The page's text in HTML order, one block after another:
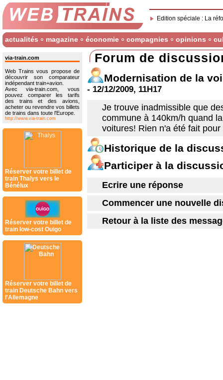
Edition spéciale : La
actualités magazine économie compagnies opinions
via-train.com
Web Trains vous propose de
découvrir son comparateur
indépendant train+avion.
Avec via-train.com, vous
pouvez comparer les tarifs
des trains et des avions,
acheter ou revendre vos billets
de trains dans toute l'Europe.
http://www.via-train.com
Réserver votre billet de
train Thalys vers le
Bénélux
Réserver votre billet de
train low-cost Ouigo
Réserver votre billet de
train Deutsche Bahn vers
l'Allemagne
Forum de
Modernisation de la
- 12/12/2009, 11H17
Je trouve inadmissible que
commune à 140km/h quand
voitures! Rien n'a été fait
Historique de la
Participer à la
Ecrire une réponse
Commencer une nouvelle
Retour à la liste des